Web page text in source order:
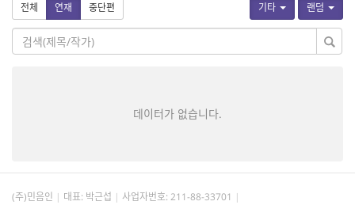
기타 랜덤
전체 연재 중단편
데이터가 없습니다.
(주)민음인 대표: 박근섭 사업자번호: 211-88-33701